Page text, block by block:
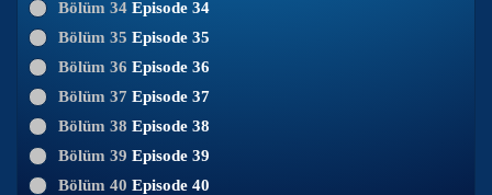
Bölüm 34 Episode 34
Bölüm 35 Episode 35
Bölüm 36 Episode 36
Bölüm 37 Episode 37
Bölüm 38 Episode 38
Bölüm 39 Episode 39
Bölüm 40 Episode 40